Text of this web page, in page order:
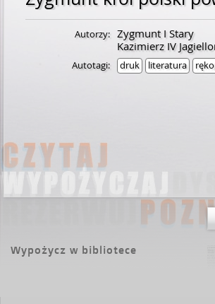
Autorzy: Zygmunt I Stary
Kazimierz IV
Autotagi: druk literatura
Wypożycz w bibliotece